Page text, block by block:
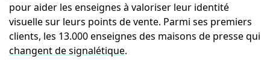
pour aider les enseignes à valoriser leur identité
visuelle sur leurs points de vente. Parmi ses premiers
clients, les 13.000 enseignes des maisons de presse qui
changent de signalétique.